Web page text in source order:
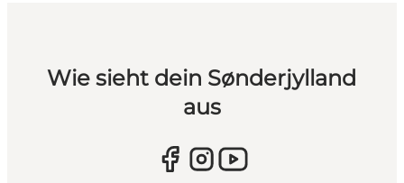
Wie sieht dein Sønderjylland
aus